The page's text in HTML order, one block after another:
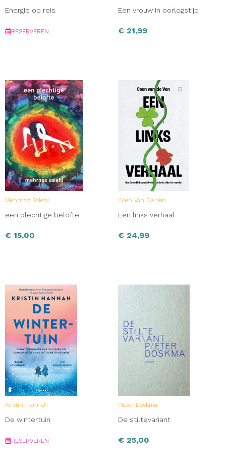
Energie op reis
RESERVEREN
Een vrouw in oorlogstijd
€ 21,99
Mehrnaz Salehi
een plechtige belofte
€ 15,00
Coen Van De Ven
Een links verhaal
€ 24,99
Kristin Hannah
De wintertuin
RESERVEREN
Pieter Boskma
De stiltevariant
€ 25,00